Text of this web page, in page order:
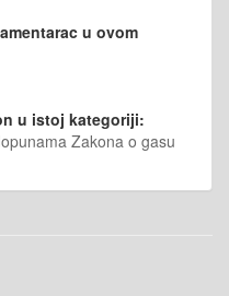
u ovom
u istoj kategoriji:
Zakona o gasu